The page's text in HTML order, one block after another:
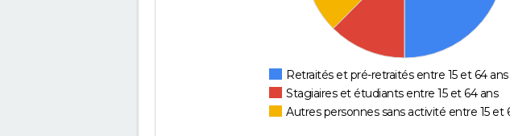
Retraités et pré-retraités entre 15 et 64 ans
Stagiaires et étudiants entre 15 et 64 ans
Autres personnes sans activité entre 15 et